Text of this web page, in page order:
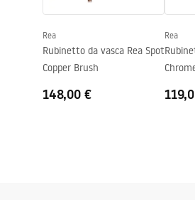
Garanzia
Rea
Rubinetto da vasca Rea Spot
Copper Brush
148,00 €
Rea